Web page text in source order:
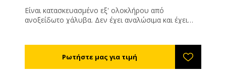
Είναι κατασκευασμένο εξ' ολοκλήρου από
ανοξείδωτο χάλυβα. Δεν έχει αναλώσιμα και έχει
καθαρισμός του είναι πολύ εύκολος και γίνεται με
την εμβάπτιση του εσωτερικού φίλτρου. Οι διατομές